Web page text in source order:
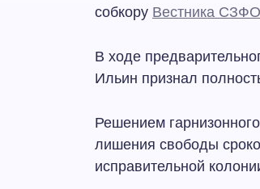
собкору Вестника СЗФО
В ходе
Ильин признал
Решением
лишения свободы
исправительной